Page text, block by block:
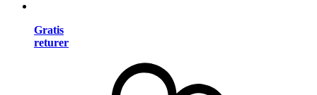
Gratis
returer